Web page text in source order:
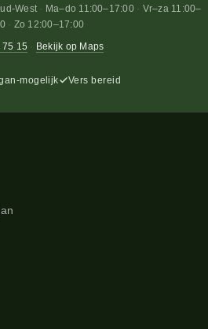
West · Ma–do 11:00–17:00 · Vr–za 11:00–
· Zo 12:00–17:00
15 · Bekijk op Maps
mogelijk Vers bereid